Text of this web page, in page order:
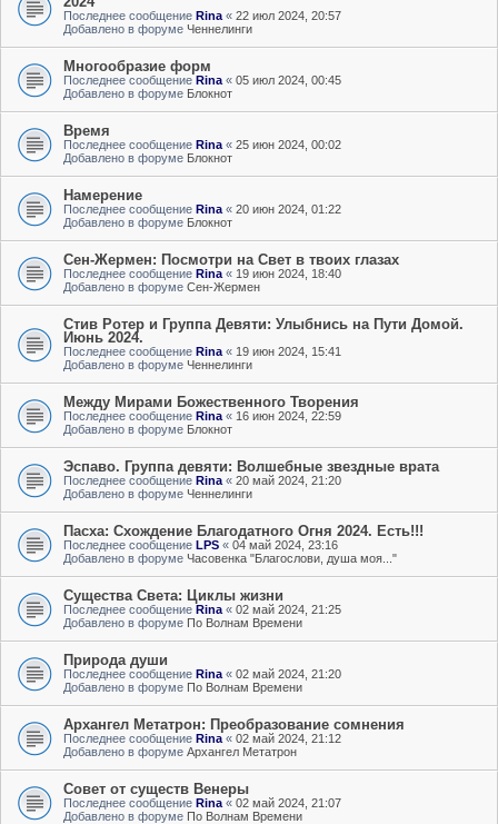
Последнее сообщение Rina « 22 июл 2024, 20:57
Добавлено в форуме Ченнелинги
Многообразие форм
Последнее сообщение Rina « 05 июл 2024, 00:45
Добавлено в форуме Блокнот
Время
Последнее сообщение Rina « 25 июн 2024, 00:02
Добавлено в форуме Блокнот
Намерение
Последнее сообщение Rina « 20 июн 2024, 01:22
Добавлено в форуме Блокнот
Сен-Жермен: Посмотри на Свет в твоих глазах
Последнее сообщение Rina « 19 июн 2024, 18:40
Добавлено в форуме Сен-Жермен
Стив Ротер и Группа Девяти: Улыбнись на Пути Домой.
Июнь 2024.
Последнее сообщение Rina « 19 июн 2024, 15:41
Добавлено в форуме Ченнелинги
Между Мирами Божественного Творения
Последнее сообщение Rina « 16 июн 2024, 22:59
Добавлено в форуме Блокнот
Эспаво. Группа девяти: Волшебные звездные врата
Последнее сообщение Rina « 20 май 2024, 21:20
Добавлено в форуме Ченнелинги
Пасха: Схождение Благодатного Огня 2024. Есть!!!
Последнее сообщение LPS « 04 май 2024, 23:16
Добавлено в форуме Часовенка "Благослови, душа моя..."
Существа Света: Циклы жизни
Последнее сообщение Rina « 02 май 2024, 21:25
Добавлено в форуме По Волнам Времени
Природа души
Последнее сообщение Rina « 02 май 2024, 21:20
Добавлено в форуме По Волнам Времени
Архангел Метатрон: Преобразование сомнения
Последнее сообщение Rina « 02 май 2024, 21:12
Добавлено в форуме Архангел Метатрон
Совет от существ Венеры
Последнее сообщение Rina « 02 май 2024, 21:07
Добавлено в форуме По Волнам Времени